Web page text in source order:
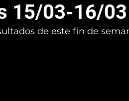
15/03-16/03
de este fin de